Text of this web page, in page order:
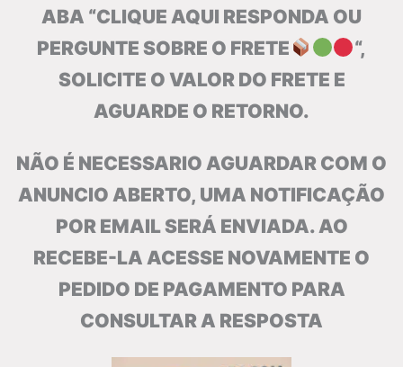
ABA “CLIQUE AQUI RESPONDA OU
PERGUNTE SOBRE O FRETE
“,
SOLICITE O VALOR DO FRETE E
AGUARDE O RETORNO.
NÃO É NECESSARIO AGUARDAR COM O
ANUNCIO ABERTO, UMA NOTIFICAÇÃO
POR EMAIL SERÁ ENVIADA. AO
RECEBE-LA ACESSE NOVAMENTE O
PEDIDO DE PAGAMENTO PARA
CONSULTAR A RESPOSTA